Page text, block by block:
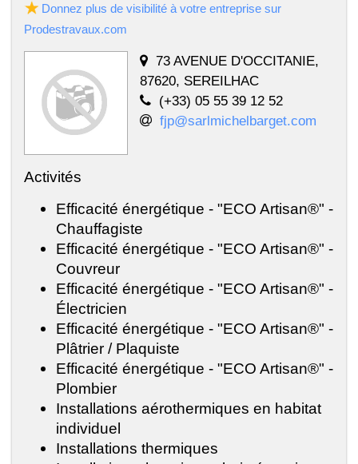
Donnez plus de visibilité à votre entreprise sur
Prodestravaux.com
73 AVENUE D'OCCITANIE,
87620, SEREILHAC
(+33) 05 55 39 12 52
fjp@sarlmichelbarget.com
Activités
Efficacité énergétique - "ECO Artisan®" -
Chauffagiste
Efficacité énergétique - "ECO Artisan®" -
Couvreur
Efficacité énergétique - "ECO Artisan®" -
Électricien
Efficacité énergétique - "ECO Artisan®" -
Plâtrier / Plaquiste
Efficacité énergétique - "ECO Artisan®" -
Plombier
Installations aérothermiques en habitat
individuel
Installations thermiques